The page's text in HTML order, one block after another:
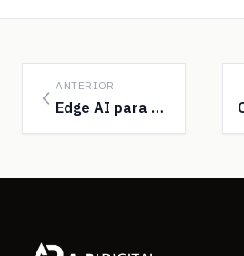
ANTERIOR
Edge AI para Procesamiento Documental